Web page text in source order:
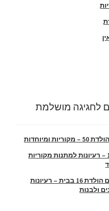
לחגיגה מושלמת
ומיוחדות
יום הולדת 18 – רעיונות למתנות מקוריות
איך לחגוג יום הולדת 16 בבית – רעיונות
ולבנות